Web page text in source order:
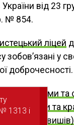
України від
№ 854.
ліцей
зобов’язані у
доброчесності.
Механізми
України та
вишів)
1313 і
1313 і